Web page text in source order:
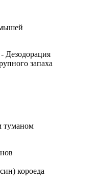
Дезодорация
запаха
туманом
короеда